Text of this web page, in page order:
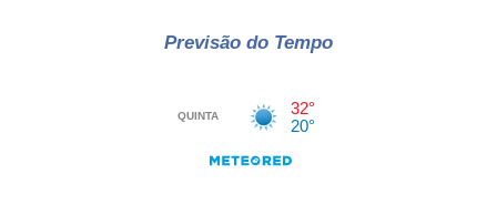
Previsão do Tempo